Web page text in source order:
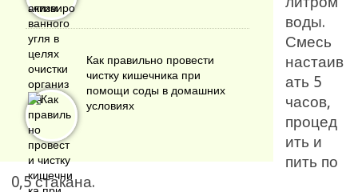
Как правильно провести
чистку кишечника при
помощи соды в домашних
условиях
воды.
Смесь
настаив
ать 5
часов,
процед
ить и
пить по
0,5 стакана.